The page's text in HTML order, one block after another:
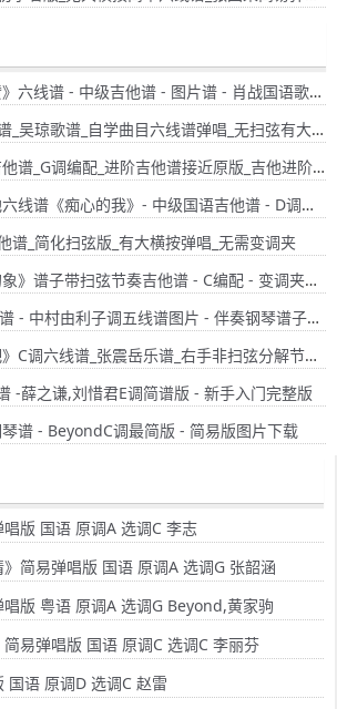
谱 - 中级吉他谱 - 图片谱 - 肖战国语歌谱 - G调编配
_吴琼歌谱_自学曲目六线谱弹唱_无扫弦有大横按
_G调编配_进阶吉他谱接近原版_吉他进阶弹唱六线谱
痴心的我》- 中级国语吉他谱 - D调指法编配 - 变调夹Capo=0
谱_简化扫弦版_有大横按弹唱_无需变调夹
带扫弦节奏吉他谱 - C编配 - 变调夹Capo=0 - 中级六线谱
中村由利子调五线谱图片 - 伴奏钢琴谱子简谱
谱_张震岳乐谱_右手非扫弦分解节奏型_适合0基础入门弹唱
-薛之谦,刘惜君E调简谱版 - 新手入门完整版
谱 - BeyondC调最简版 - 简易版图片下载
唱版 国语 原调A 选调C 李志
》简易弹唱版 国语 原调A 选调G 张韶涵
唱版 粤语 原调A 选调G Beyond,黄家驹
简易弹唱版 国语 原调C 选调C 李丽芬
国语 原调D 选调C 赵雷